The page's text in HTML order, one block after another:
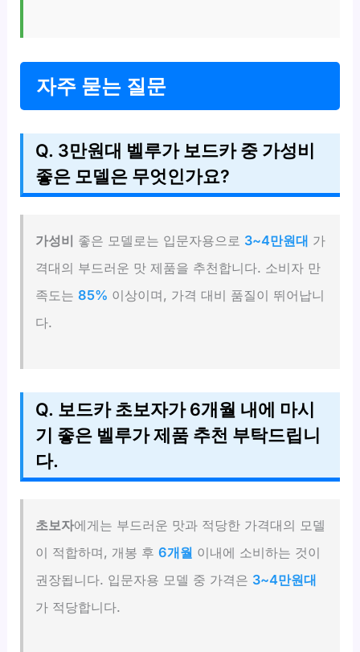
자주 묻는 질문
Q. 3만원대 벨루가 보드카 중 가성비
좋은 모델은 무엇인가요?
가성비 좋은 모델로는 입문자용으로 3~4만원대 가
격대의 부드러운 맛 제품을 추천합니다. 소비자 만
족도는85% 이상이며, 가격 대비 품질이 뛰어납니
다.
Q. 보드카 초보자가 6개월 내에 마시
기 좋은 벨루가 제품 추천 부탁드립니
다.
초보자에게는 부드러운 맛과 적당한 가격대의 모델
이 적합하며, 개봉 후6개월 이내에 소비하는 것이
권장됩니다. 입문자용 모델 중 가격은 3~4만원대
가 적당합니다.